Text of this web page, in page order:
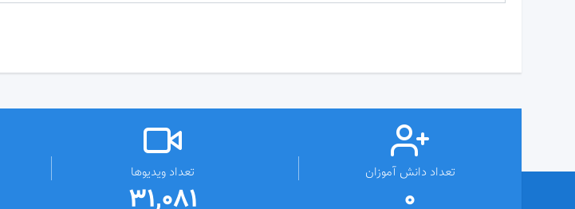
تعداد دانش آموزان
0
تعداد ویدیوها
31,081